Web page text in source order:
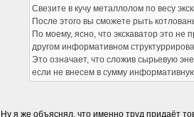
Свезите в кучу металлолом по весу
После этого вы сможете рыть
По моему, ясно, что экскаватор это не
другом информативном
Это означает, что сложив сырьевую
если не внесем в сумму
Ну я же объяснял, что именно труд придаёт